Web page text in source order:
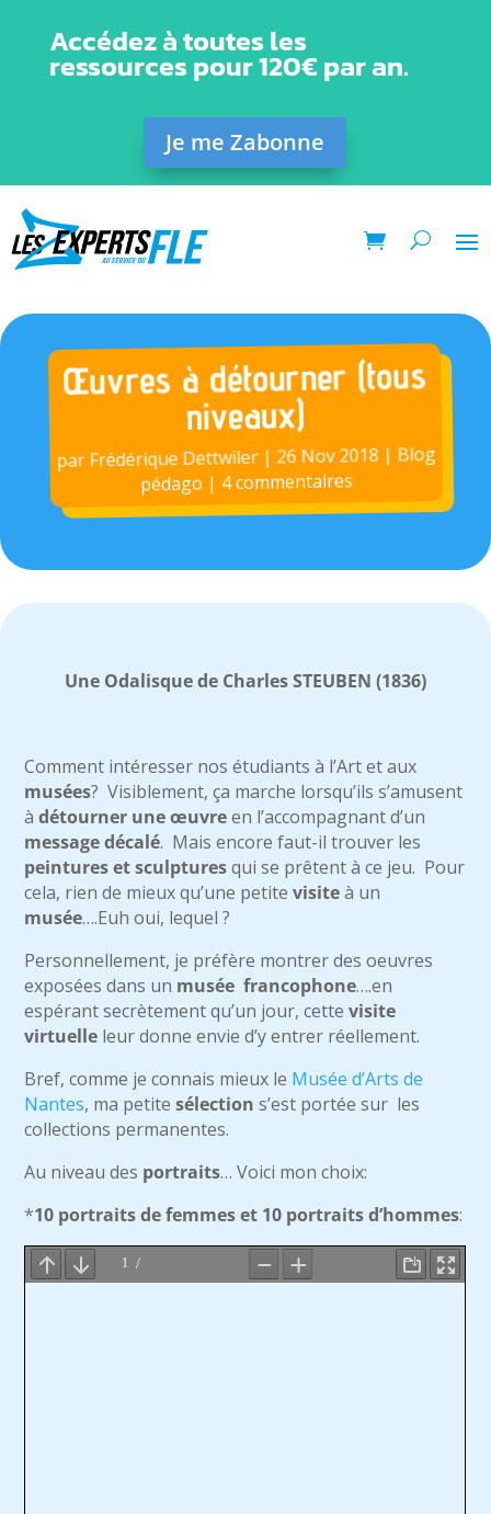
Accédez à toutes les
ressources pour 120€ par an.
Je me Zabonne
Œuvres à détourner (tous
niveaux)
parFrédérique Dettwiler| 26 Nov 2018 | Blog
pédago | 4 commentaires
Une Odalisque de Charles STEUBEN (1836)
Comment intéresser nos étudiants à l’Art et aux
musées? Visiblement, ça marche lorsqu’ils s’amusent
àdétourner une œuvreen l’accompagnant d’un
message décalé. Mais encore faut-il trouver les
peintures et sculpturesqui se prêtent à ce jeu. Pour
cela, rien de mieux qu’une petitevisiteà un
musée….Euh oui, lequel ?
Personnellement, je préfère montrer des oeuvres
exposées dans un musée francophone….en
espérant secrètement qu’un jour, cettevisite
virtuelle leur donne envie d’y entrer réellement.
Bref, comme je connais mieux le Musée d’Arts de
Nantes, ma petitesélection s’est portée sur les
collections permanentes.
Au niveau des portraits… Voici mon choix:
*10 portraits de femmes et 10 portraits d’hommes: